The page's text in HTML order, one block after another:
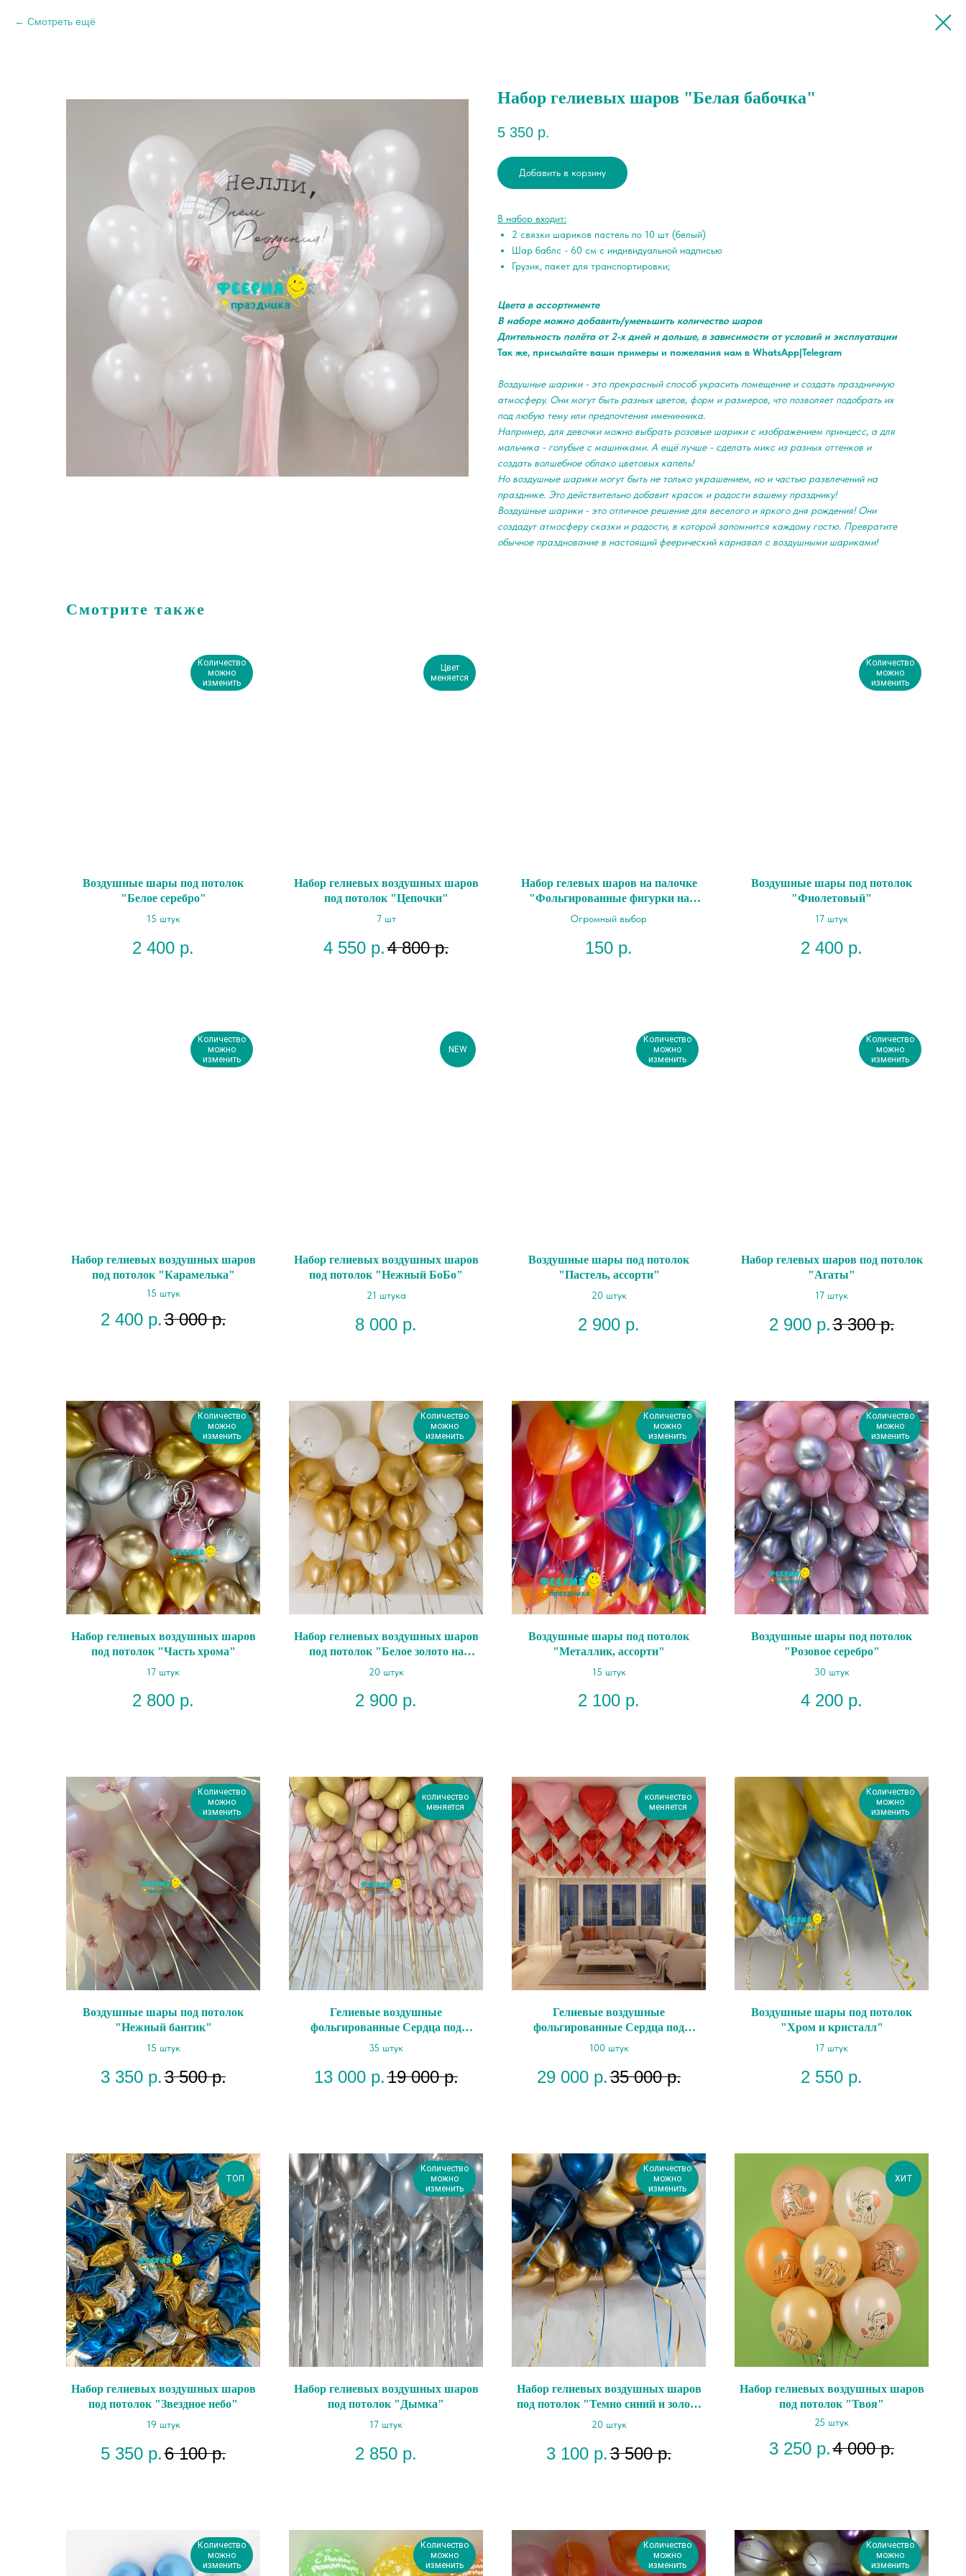
Смотреть ещё
Набор гелиевых шаров "Белая бабочка"
5 350 р.
Добавить в корзину
В набор входит:
2 связки шариков пастель по 10 шт (белый)
Шар баблс - 60 см с индивидуальной надписью
Грузик, пакет для транспортировки;
Цвета в ассортименте
В наборе можно добавить/уменьшить количество шаров
Длительность полёта от 2-х дней и дольше, в зависимости от условий и эксплуатации
Так же, присылайте ваши примеры и пожелания нам в WhatsApp|Telegram
Воздушные шарики - это прекрасный способ украсить помещение и создать праздничную
атмосферу. Они могут быть разных цветов, форм и размеров, что позволяет подобрать их
под любую тему или предпочтения именинника.
Например, для девочки можно выбрать розовые шарики с изображением принцесс, а для
мальчика - голубые с машинками. А ещё лучше - сделать микс из разных оттенков и
создать волшебное облако цветовых капель!
Но воздушные шарики могут быть не только украшением, но и частью развлечений на
празднике. Это действительно добавит красок и радости вашему празднику!
Воздушные шарики - это отличное решение для веселого и яркого дня рождения! Они
создадут атмосферу сказки и радости, в которой запомнится каждому гостю. Превратите
обычное празднование в настоящий феерический карнавал с воздушными шариками!
Смотрите также
Количество
можно
изменить
Воздушные шары под потолок
"Белое серебро"
15 штук
2 400 р.
Цвет
меняется
Набор гелиевых воздушных шаров
под потолок "Цепочки"
7 шт
4 550 р.4 800 р.
Набор гелевых шаров на палочке
"Фольгированные фигурки на
палочке"
Огромный выбор
150 р.
Количество
можно
изменить
Воздушные шары под потолок
"Фиолетовый"
17 штук
2 400 р.
Количество
можно
изменить
Набор гелиевых воздушных шаров
под потолок "Карамелька"
15 штук
2 400 р.3 000 р.
NEW
Набор гелиевых воздушных шаров
под потолок "Нежный БоБо"
21 штука
8 000 р.
Количество
можно
изменить
Воздушные шары под потолок
"Пастель, ассорти"
20 штук
2 900 р.
Количество
можно
изменить
Набор гелевых шаров под потолок
"Агаты"
17 штук
2 900 р.3 300 р.
Количество
можно
изменить
Набор гелиевых воздушных шаров
под потолок "Часть хрома"
17 штук
2 800 р.
Количество
можно
изменить
Набор гелиевых воздушных шаров
под потолок "Белое золото на
серебряных лентах"
20 штук
2 900 р.
Количество
можно
изменить
Воздушные шары под потолок
"Металлик, ассорти"
15 штук
2 100 р.
Количество
можно
изменить
Воздушные шары под потолок
"Розовое серебро"
30 штук
4 200 р.
Количество
можно
изменить
Воздушные шары под потолок
"Нежный бантик"
15 штук
3 350 р.3 500 р.
количество
меняется
Гелиевые воздушные
фольгированные Сердца под
потолок "Яркий"
35 штук
13 000 р.19 000 р.
количество
меняется
Гелиевые воздушные
фольгированные Сердца под
потолок "Изящный"
100 штук
29 000 р.35 000 р.
Количество
можно
изменить
Воздушные шары под потолок
"Хром и кристалл"
17 штук
2 550 р.
ТОП
Набор гелиевых воздушных шаров
под потолок "Звездное небо"
19 штук
5 350 р.6 100 р.
Количество
можно
изменить
Набор гелиевых воздушных шаров
под потолок "Дымка"
17 штук
2 850 р.
Количество
можно
изменить
Набор гелиевых воздушных шаров
под потолок "Темно синий и золото
хром"
20 штук
3 100 р.3 500 р.
ХИТ
Набор гелиевых воздушных шаров
под потолок "Твоя"
25 штук
3 250 р.4 000 р.
Количество
можно
изменить
Количество
можно
изменить
Количество
можно
изменить
Количество
можно
изменить